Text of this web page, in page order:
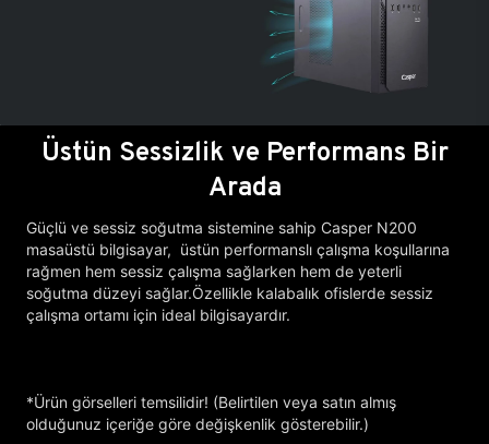
Üstün Sessizlik ve Performans Bir
Arada
Güçlü ve sessiz soğutma sistemine sahip Casper N200
masaüstü bilgisayar, üstün performanslı çalışma koşullarına
rağmen hem sessiz çalışma sağlarken hem de yeterli
soğutma düzeyi sağlar.Özellikle kalabalık ofislerde sessiz
çalışma ortamı için ideal bilgisayardır.
*Ürün görselleri temsilidir! (Belirtilen veya satın almış
olduğunuz içeriğe göre değişkenlik gösterebilir.)